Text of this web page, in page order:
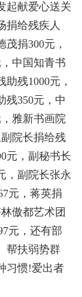
献爱心送关
捐给残疾人
捐300元，
中国知青书
残1000元，
残350元，中
雅新书画院
院长捐给残
元，副秘书长
，副院长张永
元，蒋英捐
傲都艺术团
元，还有部
帮扶弱势群
习惯!爱出者